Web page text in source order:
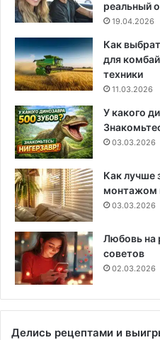
реальный
19.04.2026
Как
для
техники
11.03.2026
У какого
03.03.2026
Как лучше
монтажом
03.03.2026
Любовь на
советов
02.03.2026
Делись рецептами и